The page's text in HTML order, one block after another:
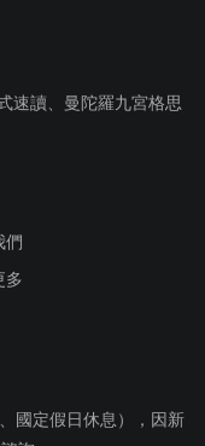
速讀、曼陀羅九宮格思
們
多
國定假日休息），因新